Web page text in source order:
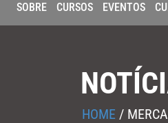
SOBRE CURSOS EVENTOS
HOME /